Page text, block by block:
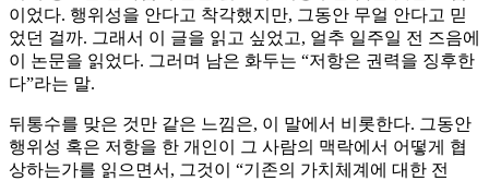
이었다. 행위성을 안다고 착각했지만, 그동안 무얼 안다고 믿
었던 걸까. 그래서 이 글을 읽고 싶었고, 얼추 일주일 전 즈음에
이 논문을 읽었다. 그러며 남은 화두는 “저항은 권력을 징후한
다”라는 말.
뒤통수를 맞은 것만 같은 느낌은, 이 말에서 비롯한다. 그동안
행위성 혹은 저항을 한 개인이 그 사람의 맥락에서 어떻게 협
상하는가를 읽으면서, 그것이 “기존의 가치체계에 대한 전